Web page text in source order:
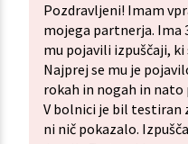
Pozdravljeni! Imam
mojega partnerja. Ima
mu pojavili izpuščaji, ki
Najprej se mu je
rokah in nogah in
V bolnici je bil testiran
ni nič pokazalo.